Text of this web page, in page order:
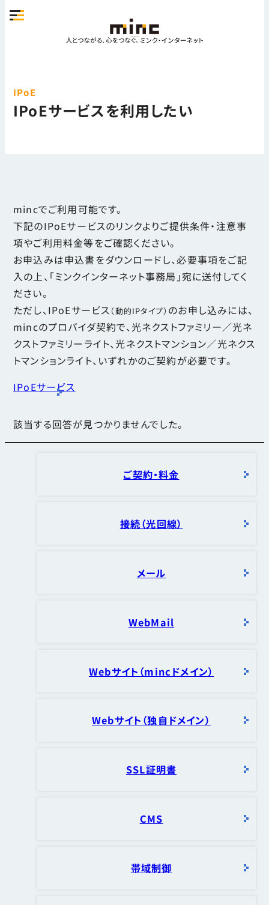
IPoE
IPoEサービスを利用したい
mincでご利用可能です。
下記のIPoEサービスのリンクよりご提供条件・注意事
項やご利用料金等をご確認ください。
お申込みは申込書をダウンロードし、必要事項をご記
入の上、「ミンクインターネット事務局」宛に送付してく
ださい。
ただし、IPoEサービス （動的IPタイプ） のお申し込みには、
mincのプロバイダ契約で、光ネクストファミリー／光ネ
クストファミリーライト、光ネクストマンション／光ネクス
トマンションライト、いずれかのご契約が必要です。
IPoEサービス
該当する回答が見つかりませんでした。
ご契約・料金
接続（光回線）
メール
WebMail
Webサイト（mincドメイン）
Webサイト（独自ドメイン）
SSL証明書
CMS
帯域制御